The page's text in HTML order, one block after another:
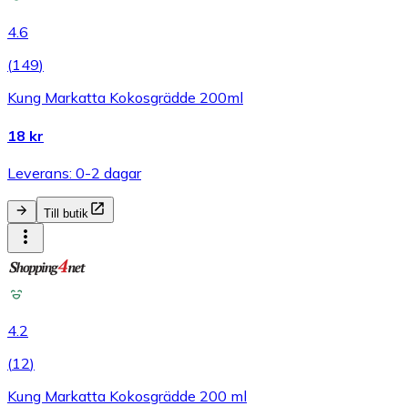
4.6
(149)
Kung Markatta Kokosgrädde 200ml
18 kr
Leverans: 0-2 dagar
Till butik
4.2
(12)
Kung Markatta Kokosgrädde 200 ml